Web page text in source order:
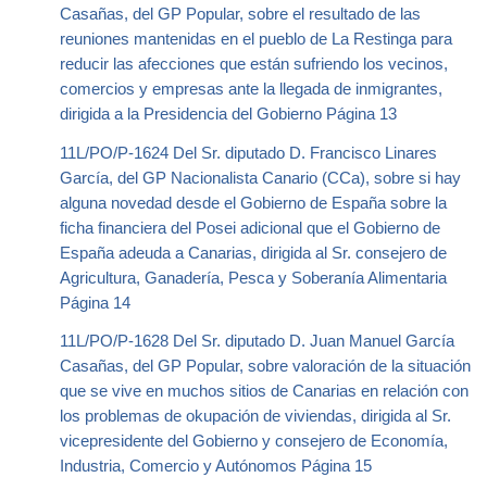
Casañas, del GP Popular, sobre el resultado de las
reuniones mantenidas en el pueblo de La Restinga para
reducir las afecciones que están sufriendo los vecinos,
comercios y empresas ante la llegada de inmigrantes,
dirigida a la Presidencia del Gobierno Página 13
11L/PO/P-1624 Del Sr. diputado D. Francisco Linares
García, del GP Nacionalista Canario (CCa), sobre si hay
alguna novedad desde el Gobierno de España sobre la
ficha financiera del Posei adicional que el Gobierno de
España adeuda a Canarias, dirigida al Sr. consejero de
Agricultura, Ganadería, Pesca y Soberanía Alimentaria
Página 14
11L/PO/P-1628 Del Sr. diputado D. Juan Manuel García
Casañas, del GP Popular, sobre valoración de la situación
que se vive en muchos sitios de Canarias en relación con
los problemas de okupación de viviendas, dirigida al Sr.
vicepresidente del Gobierno y consejero de Economía,
Industria, Comercio y Autónomos Página 15